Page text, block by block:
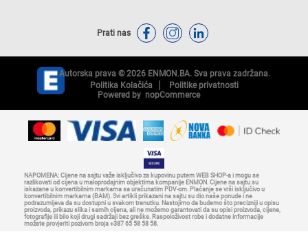
Prati nas
Autorska prava © 2026 ENMON.BA. Sva prava zadržana.
Politika Kolačića
Politike privatnosti
Powered by nopCommerce
NAPOMENA: Cijene na sajtu važe isključivo za kupovinu putem WEB SHOP-a i mogu se
razlikovati od cijena u maloprodajnim objektima kompanije ENMON. Cijene na sajtu su
iskazane u konvertibilnim markama sa uračunatim PDV-om. Plaćanje se vrši isključivo u
konvertibilnim markama (BAM). Svi artikli prikazani na sajtu su dio naše ponude i ne
podrazumijeva da su dostupni u svakom trenutku. Nastojimo da budemo što precizniji u opisu
proizvoda, prikazu slika i samih cijena, ali ne možemo garantovati da su opisi proizvoda, cijene,
fotografije ili bilo koji drugi sadržaji bez greške. Raspoloživost robe i dodatne informacije
možete provjeriti pozivom broja +387 65 58 58 58.